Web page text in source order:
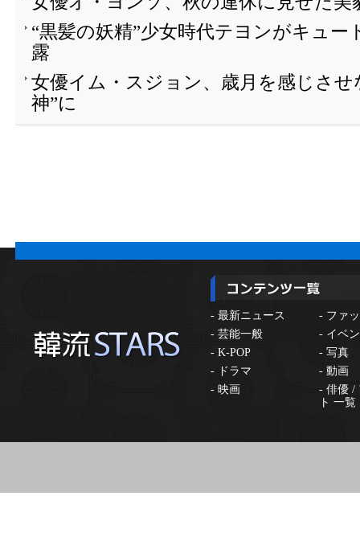
“黒髪の妖精”少女時代テヨンがキュ
露
女優イム・スジョン、歳月を感じさせ
神”に
- 最新ニュース - ファ
- 芸能一般 - イベ
- K-POP - 写真
-
ドラマ - 動画
- 映画 - 俳優 /
ト 一覧